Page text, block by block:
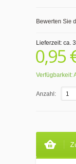
Bewerten Sie
Lieferzeit: ca.
0,95
Verfügbarkeit:
Anzahl: